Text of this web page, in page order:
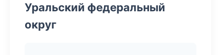
Уральский федеральный
округ